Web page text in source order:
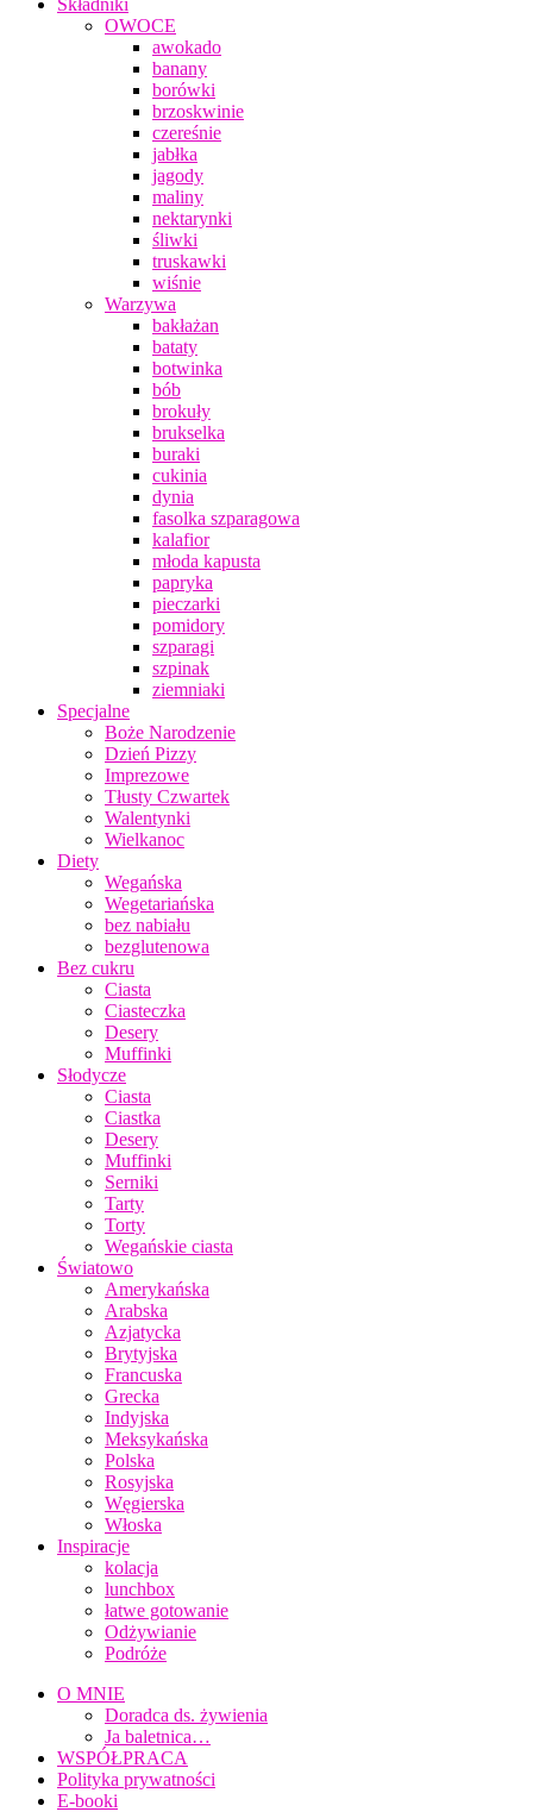
Składniki
OWOCE
awokado
banany
borówki
brzoskwinie
czereśnie
jabłka
jagody
maliny
nektarynki
śliwki
truskawki
wiśnie
Warzywa
bakłażan
bataty
botwinka
bób
brokuły
brukselka
buraki
cukinia
dynia
fasolka szparagowa
kalafior
młoda kapusta
papryka
pieczarki
pomidory
szparagi
szpinak
ziemniaki
Specjalne
Boże Narodzenie
Dzień Pizzy
Imprezowe
Tłusty Czwartek
Walentynki
Wielkanoc
Diety
Wegańska
Wegetariańska
bez nabiału
bezglutenowa
Bez cukru
Ciasta
Ciasteczka
Desery
Muffinki
Słodycze
Ciasta
Ciastka
Desery
Muffinki
Serniki
Tarty
Torty
Wegańskie ciasta
Światowo
Amerykańska
Arabska
Azjatycka
Brytyjska
Francuska
Grecka
Indyjska
Meksykańska
Polska
Rosyjska
Węgierska
Włoska
Inspiracje
kolacja
lunchbox
łatwe gotowanie
Odżywianie
Podróże
O MNIE
Doradca ds. żywienia
Ja baletnica…
WSPÓŁPRACA
Polityka prywatności
E-booki